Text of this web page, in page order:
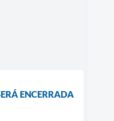
ENCERRADA